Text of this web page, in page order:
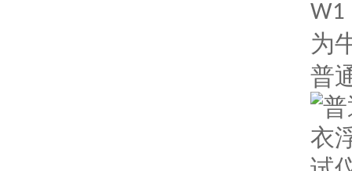
为
普